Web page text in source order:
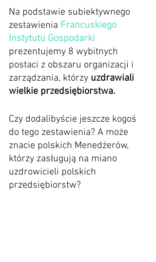
Na podstawie subiektywnego
zestawienia Francuskiego
Instytutu Gospodarki
prezentujemy 8 wybitnych
postaci z obszaru organizacji i
zarządzania, którzy uzdrawiali
wielkie przedsiębiorstwa.
Czy dodalibyście jeszcze kogoś
do tego zestawienia? A może
znacie polskich Menedżerów,
którzy zasługują na miano
uzdrowicieli polskich
przedsiębiorstw?